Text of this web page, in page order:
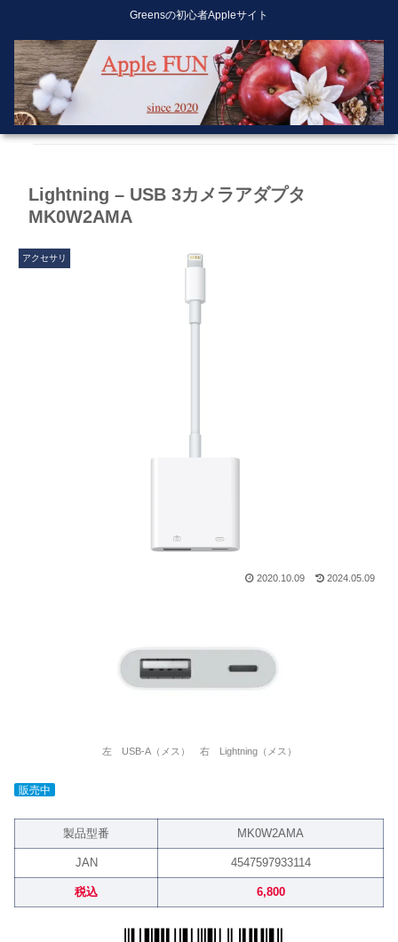
Greensの初心者Appleサイト
Lightning – USB 3カメラアダプタ
MK0W2AMA
アクセサリ
2020.10.09 2024.05.09
左 USB-A（メス） 右 Lightning（メス）
販売中
製品型番 MK0W2AMA
JAN 4547597933114
税込 6,800